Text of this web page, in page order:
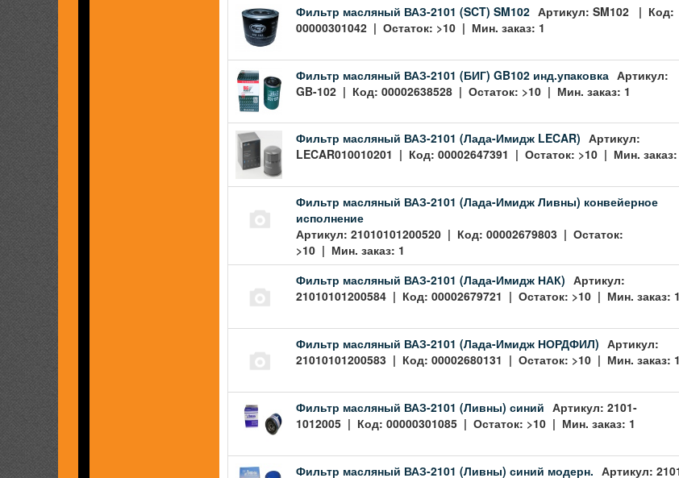
Фильтр масляный ВАЗ-2101 (SCT) SM102 Артикул: SM102 | Код:
00000301042 | Остаток: >10 | Мин. заказ: 1
Фильтр масляный ВАЗ-2101 (БИГ) GB102 инд.упаковка Артикул:
GB-102 | Код: 00002638528 | Остаток: >10 | Мин. заказ: 1
Фильтр масляный ВАЗ-2101 (Лада-Имидж LECAR) Артикул:
LECAR010010201 | Код: 00002647391 | Остаток: >10 | Мин. заказ:
Фильтр масляный ВАЗ-2101 (Лада-Имидж Ливны) конвейерное
исполнение
Артикул: 21010101200520 | Код: 00002679803 | Остаток:
>10 | Мин. заказ: 1
Фильтр масляный ВАЗ-2101 (Лада-Имидж НАК) Артикул:
21010101200584 | Код: 00002679721 | Остаток: >10 | Мин. заказ: 1
Фильтр масляный ВАЗ-2101 (Лада-Имидж НОРДФИЛ) Артикул:
21010101200583 | Код: 00002680131 | Остаток: >10 | Мин. заказ: 1
Фильтр масляный ВАЗ-2101 (Ливны) синий Артикул: 2101-
1012005 | Код: 00000301085 | Остаток: >10 | Мин. заказ: 1
Фильтр масляный ВАЗ-2101 (Ливны) синий модерн. Артикул: